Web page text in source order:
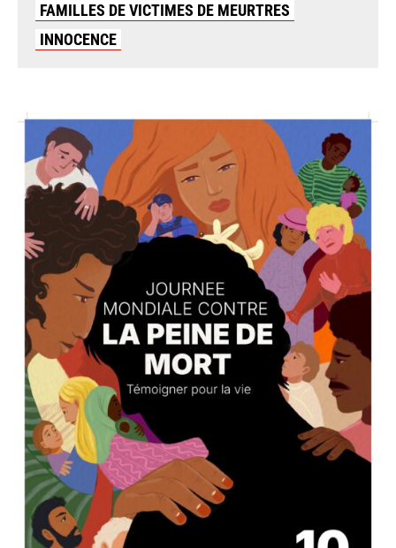
FAMILLES DE VICTIMES DE MEURTRES
INNOCENCE